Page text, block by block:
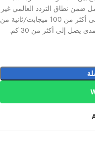
ضمن نطاق التردد العالمي غير
المرخّص 5 جيجاهرتز، ويوفر أداءً عاليًا يصل إلى أكثر من 100 ميجابت/ثانية من
يصل إلى أكثر من 30 كم.